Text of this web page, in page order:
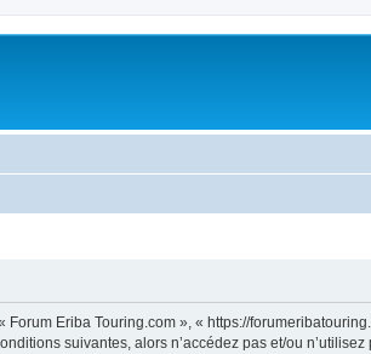
Eriba Touring.com », « https://
suivantes, alors n’accédez pas et/ou